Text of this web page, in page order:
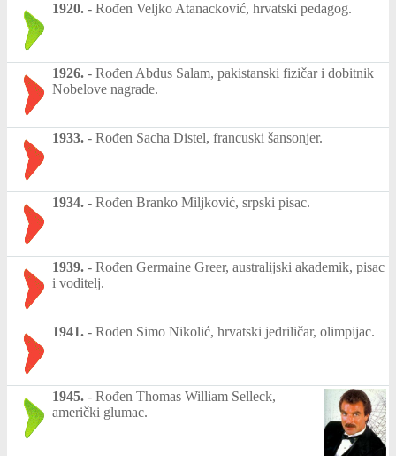
1920. - Rođen Veljko Atanacković, hrvatski pedagog.
1926. - Rođen Abdus Salam, pakistanski fizičar i dobitnik
Nobelove nagrade.
1933. - Rođen Sacha Distel, francuski šansonjer.
1934. - Rođen Branko Miljković, srpski pisac.
1939. - Rođen Germaine Greer, australijski akademik, pisac
i voditelj.
1941. - Rođen Simo Nikolić, hrvatski jedriličar, olimpijac.
1945. - Rođen Thomas William Selleck,
američki glumac.